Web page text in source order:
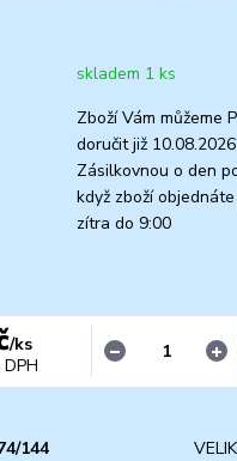
skladem 1 ks
Zboží Vám můžeme
doručit již
Zásilkovnou o den
když zboží
zítra do 9:00
/ks
144